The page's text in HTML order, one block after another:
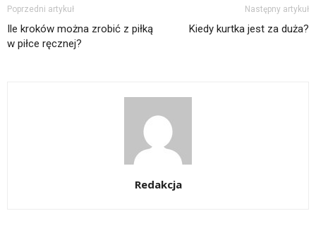
Poprzedni artykuł
Ile kroków można zrobić z piłką
w piłce ręcznej?
Następny artykuł
Kiedy kurtka jest za duża?
Redakcja